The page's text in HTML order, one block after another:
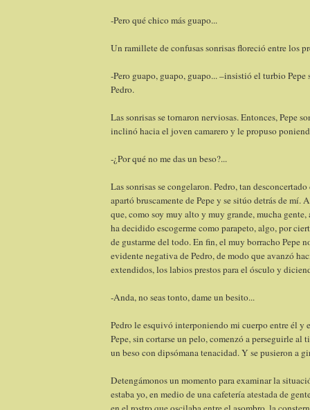
-Pero qué chico más guapo...
Un ramillete de confusas sonrisas floreció entre los
-Pero guapo, guapo, guapo... –insistió el turbio Pepe
Pedro.
Las sonrisas se tornaron nerviosas. Entonces, Pepe
inclinó hacia el joven camarero y le propuso
-¿Por qué no me das un beso?...
Las sonrisas se congelaron. Pedro, tan
apartó bruscamente de Pepe y se sitúo detrás de mí.
que, como soy muy alto y muy grande, mucha
ha decidido escogerme como parapeto, algo, por
de gustarme del todo. En fin, el muy borracho Pepe
evidente negativa de Pedro, de modo que avanzó
extendidos, los labios prestos para el ósculo y
-Anda, no seas tonto, dame un besito...
Pedro le esquivó interponiendo mi cuerpo entre él y
Pepe, sin cortarse un pelo, comenzó a perseguirle al
un beso con dipsómana tenacidad. Y se pusieron a
Detengámonos un momento para examinar la
estaba yo, en medio de una cafetería atestada de